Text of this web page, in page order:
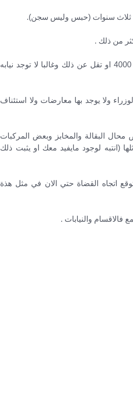
الي ثلاث سنوات (حبس وليس سجن).
مايدفع الآن امام النيابة (كفالة وليس غرامة) ولذلك قد تتعدي او تزيد عن ال 4000 او تقل عن ذلك وغالبا لا توجد نيابه
ولا يوجد بها معارضات ولا استئناف
البقالة والمخابز وبعض المركبات
(انتبه لوجود مايفيد معك او يثبت ذلك
اتجاه القضاة حتي الان في مثل هذة
فالاقسام والنيابات .